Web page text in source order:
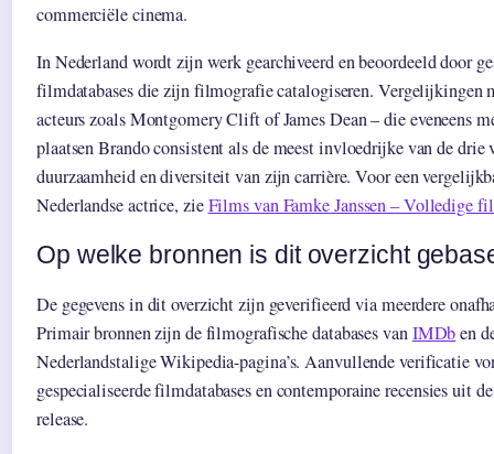
commerciële cinema.
In Nederland wordt zijn werk gearchiveerd en beoordeeld door
filmdatabases die zijn filmografie catalogiseren. Vergelijkingen
acteurs zoals Montgomery Clift of James Dean – die eveneens
plaatsen Brando consistent als de meest invloedrijke van de drie
duurzaamheid en diversiteit van zijn carrière. Voor een
Nederlandse actrice, zieFilms van Famke Janssen – Volledige
Op welke bronnen is dit overzicht
De gegevens in dit overzicht zijn geverifieerd via meerdere
Primair bronnen zijn de filmografische databases vanIMDben
Nederlandstalige Wikipedia-pagina’s. Aanvullende verificatie
gespecialiseerde filmdatabases en contemporaine recensies uit
release.